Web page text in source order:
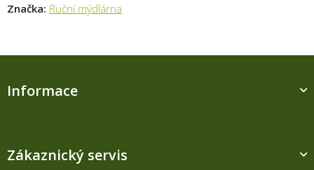
Značka: Ruční mýdlárna
Z
Informace
Zákaznický servis